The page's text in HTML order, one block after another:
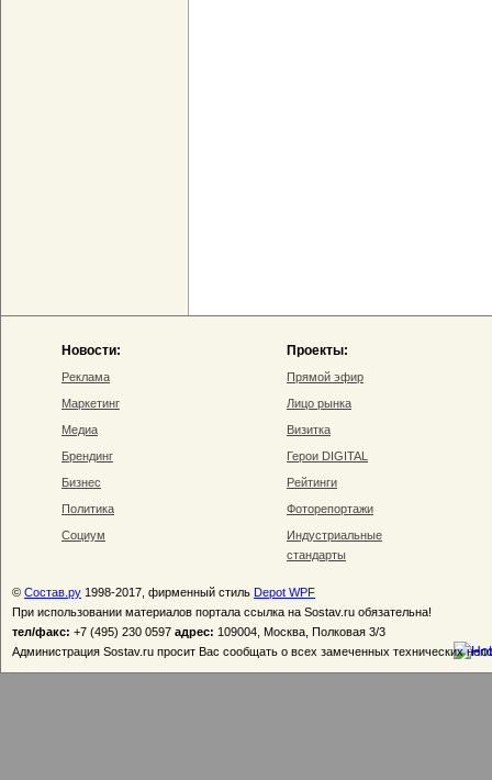
Новости:
Реклама
Маркетинг
Медиа
Брендинг
Бизнес
Политика
Социум
Проекты:
Прямой эфир
Лицо рынка
Визитка
Герои DIGITAL
Рейтинги
Фоторепортажи
Индустриальные
стандарты
© Состав.ру 1998-2017, фирменный стиль Depot WPF
При использовании материалов портала ссылка на Sostav.ru обязательна!
тел/факс: +7 (495) 230 0597 адрес: 109004, Москва, Полковая 3/3
Администрация Sostav.ru просит Вас сообщать о всех замеченных технических